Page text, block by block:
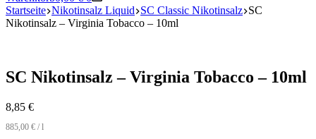
Startseite Nikotinsalz Liquid SC Classic Nikotinsalz SC
Nikotinsalz – Virginia Tobacco – 10ml
SC Nikotinsalz – Virginia Tobacco – 10ml
8,85 €
885,00 € /l